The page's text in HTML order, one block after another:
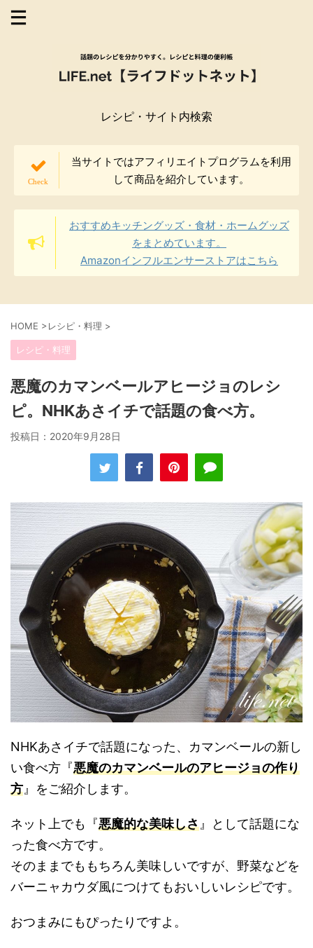
レシピ・サイト内検索
当サイトではアフィリエイトプログラムを利用
して商品を紹介しています。
おすすめキッチングッズ・食材・ホームグッズ
をまとめています。
Amazonインフルエンサーストアはこちら
HOME >レシピ・料理 >
レシピ・料理
悪魔のカマンベールアヒージョのレシ
ピ。NHKあさイチで話題の食べ方。
投稿日： 2020年9月28日
NHKあさイチで話題になった、カマンベールの新し
い食べ方『悪魔のカマンベールのアヒージョの作り
方 』をご紹介します。
ネット上でも『悪魔的な美味しさ 』として話題にな
った食べ方です。
そのままでももちろん美味しいですが、野菜などを
バーニャカウダ風につけてもおいしいレシピです。
おつまみにもぴったりですよ。